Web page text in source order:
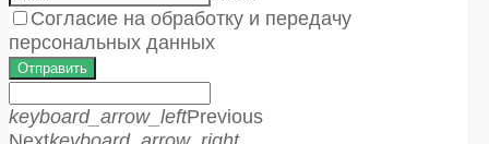
Согласие на обработку и передачу
персональных данных
Отправить
keyboard_arrow_leftPrevious